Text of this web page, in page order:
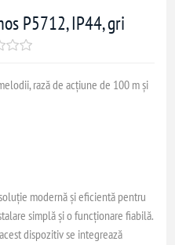
P5712, IP44, gri
rază de acțiune de 100 m și
modernă și eficientă pentru
simplă și o funcționare fiabilă.
dispozitiv se integrează